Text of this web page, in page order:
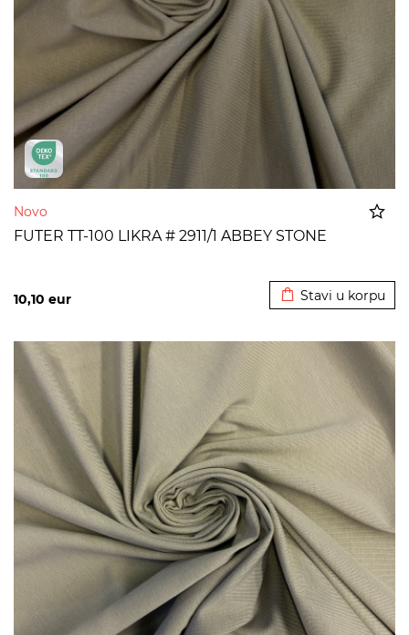
Novo
FUTER TT-100 LIKRA # 2911/1 ABBEY STONE
10,10 eur Stavi u korpu